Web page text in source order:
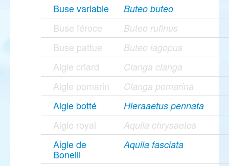
Buse variable Buteo buteo
Buse féroce Buteo rufinus
Buse pattue Buteo lagopus
Aigle criard Clanga clanga
Aigle pomarin Clanga pomarina
Aigle botté Hieraaetus pennata
Aigle royal Aquila chrysaetos
Aigle de
Bonelli
Aquila fasciata